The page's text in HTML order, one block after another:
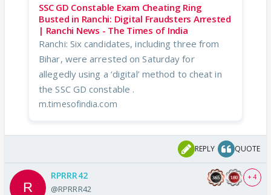
SSC GD Constable Exam Cheating Ring
Busted in Ranchi: Digital Fraudsters Arrested
| Ranchi News - The Times of India
Ranchi: Six candidates, including three from
Bihar, were arrested on Saturday for
allegedly using a ‘digital’ method to cheat in
the SSC GD constable .
m.timesofindia.com
REPLY QUOTE
RPRRR42
@RPRRR42
+ 4